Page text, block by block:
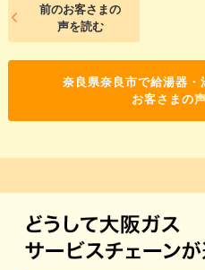
前のお客さまの
声を読む
奈良県奈良市で給湯器・
お客さまの